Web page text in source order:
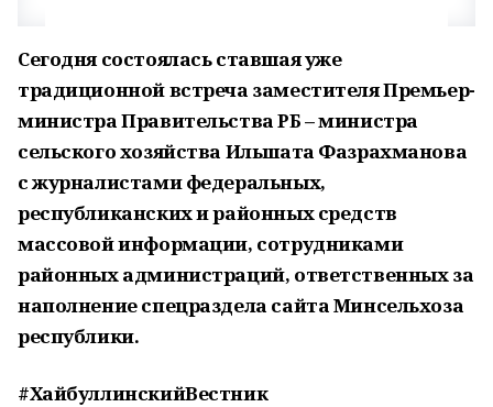
Сегодня состоялась ставшая уже
традиционной встреча заместителя Премьер-
министра Правительства РБ – министра
сельского хозяйства Ильшата Фазрахманова
с журналистами федеральных,
республиканских и районных средств
массовой информации, сотрудниками
районных администраций, ответственных за
наполнение спецраздела сайта Минсельхоза
республики.
#ХайбуллинскийВестник